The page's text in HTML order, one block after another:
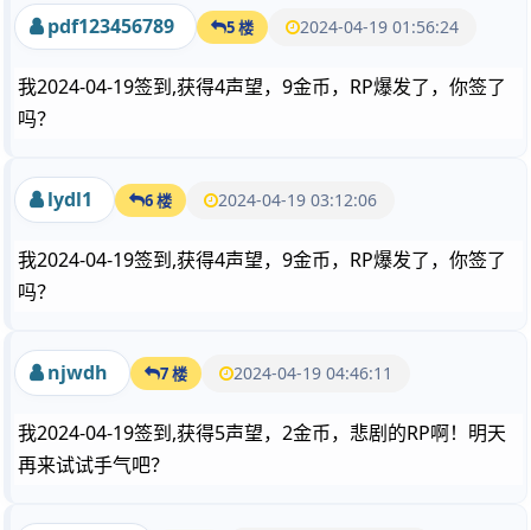
pdf123456789 5 楼 2024-04-19 01:56:24
我2024-04-19签到,获得4声望，9金币，RP爆发了，你签了
吗？
lydl1 6 楼 2024-04-19 03:12:06
我2024-04-19签到,获得4声望，9金币，RP爆发了，你签了
吗？
njwdh 7 楼 2024-04-19 04:46:11
我2024-04-19签到,获得5声望，2金币，悲剧的RP啊！明天
再来试试手气吧？